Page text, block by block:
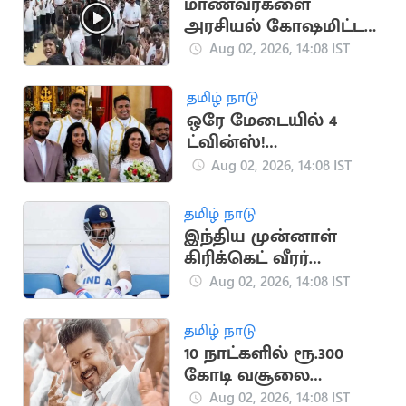
அரசியல் கோஷமிட்ட
வைத்த அமைச்சர்
Aug 02, 2026, 14:08 IST
தமிழ் நாடு
ஒரே மேடையில் 4
ட்வின்ஸ்!
இணையத்தில்
Aug 02, 2026, 14:08 IST
தமிழ் நாடு
இந்திய முன்னாள்
கிரிக்கெட் வீரர்
ரஹானேவுக்கு
Aug 02, 2026, 14:08 IST
தமிழ் நாடு
10 நாட்களில் ரூ.300
கோடி வசூலை
நெருங்கும் விஜய்யின்
Aug 02, 2026, 14:08 IST